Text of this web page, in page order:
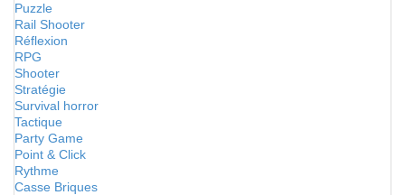
Puzzle
Rail Shooter
Réflexion
RPG
Shooter
Stratégie
Survival horror
Tactique
Party Game
Point & Click
Rythme
Casse Briques